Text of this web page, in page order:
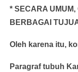
* SECARA
BERBAGAI
Oleh karena itu,
Paragraf tubuh